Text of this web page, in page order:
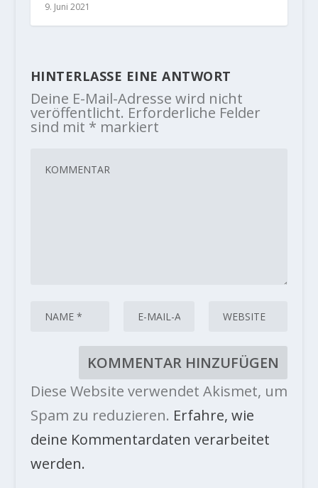
9. Juni 2021
HINTERLASSE EINE ANTWORT
Deine E-Mail-Adresse wird nicht
veröffentlicht. Erforderliche Felder
sind mit * markiert
Diese Website verwendet Akismet, um
Spam zu reduzieren. Erfahre, wie
deine Kommentardaten verarbeitet
werden.